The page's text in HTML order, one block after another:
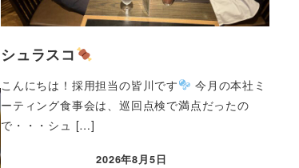
シュラスコ
こんにちは！採用担当の皆川です
今月の本社ミ
ーティング食事会は、巡回点検で満点だったの
で・・・シュ […]
2026年8月5日